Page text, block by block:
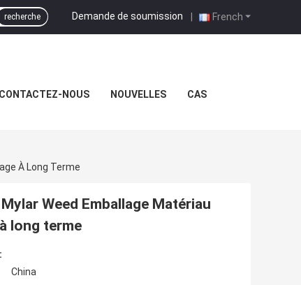
French
Demande de soumission |
recherche
CONTACTEZ-NOUS NOUVELLES CAS
À Long Terme
Weed Emballage Matériau
long terme
China